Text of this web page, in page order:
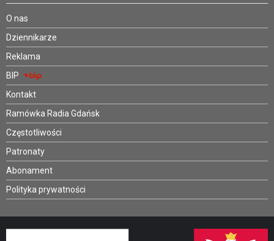
O nas
Dziennikarze
Reklama
BIP
Kontakt
Ramówka Radia Gdańsk
Częstotliwości
Patronaty
Abonament
Polityka prywatności